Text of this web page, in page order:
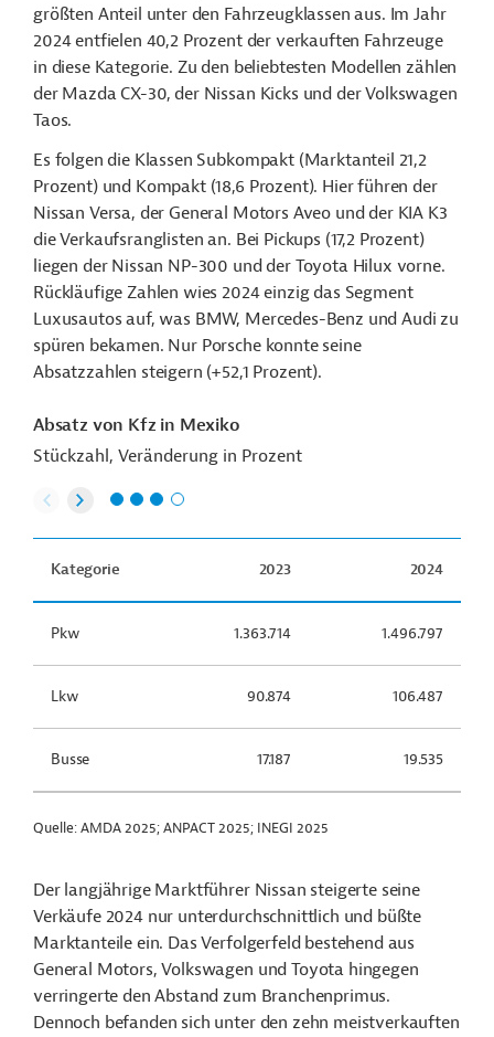
größten Anteil unter den Fahrzeugklassen aus. Im Jahr
2024 entfielen 40,2 Prozent der verkauften Fahrzeuge
in diese Kategorie. Zu den beliebtesten Modellen zählen
der Mazda CX-30, der Nissan Kicks und der Volkswagen
Taos.
Es folgen die Klassen Subkompakt (Marktanteil 21,2
Prozent) und Kompakt (18,6 Prozent). Hier führen der
Nissan Versa, der General Motors Aveo und der KIA K3
die Verkaufsranglisten an. Bei Pickups (17,2 Prozent)
liegen der Nissan NP-300 und der Toyota Hilux vorne.
Rückläufige Zahlen wies 2024 einzig das Segment
Luxusautos auf, was BMW, Mercedes-Benz und Audi zu
spüren bekamen. Nur Porsche konnte seine
Absatzzahlen steigern (+52,1 Prozent).
Absatz von Kfz in Mexiko
Stückzahl, Veränderung in Prozent
Kategorie 2023 2024
Pkw 1.363.714 1.496.797
Lkw 90.874 106.487
Busse 17.187 19.535
Quelle: AMDA 2025; ANPACT 2025; INEGI 2025
Der langjährige Marktführer Nissan steigerte seine
Verkäufe 2024 nur unterdurchschnittlich und büßte
Marktanteile ein. Das Verfolgerfeld bestehend aus
General Motors, Volkswagen und Toyota hingegen
verringerte den Abstand zum Branchenprimus.
Dennoch befanden sich unter den zehn meistverkauften